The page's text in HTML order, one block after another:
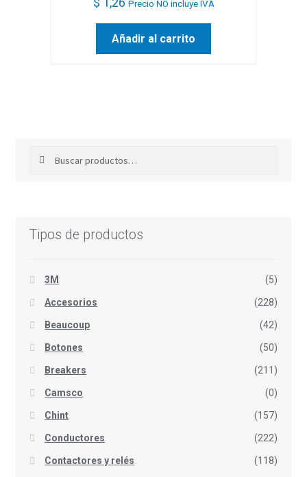
Precio NO incluye IVA
Añadir al carrito
Tipos de productos
3M (5)
Accesorios (228)
Beaucoup (42)
Botones (50)
Breakers (211)
Camsco (0)
Chint (157)
Conductores (222)
Contactores y relés (118)